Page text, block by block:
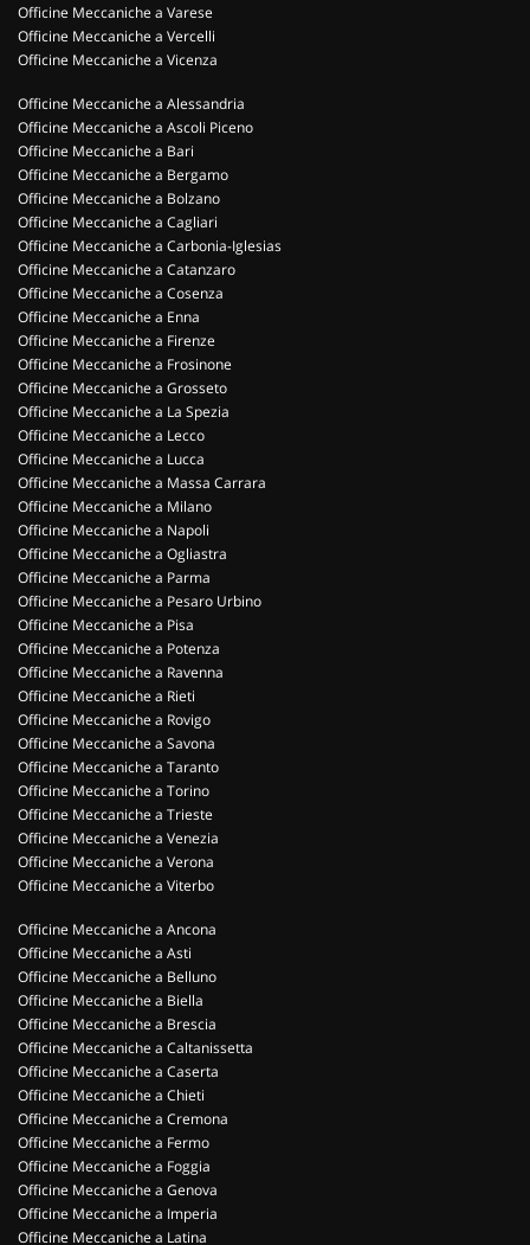
Officine Meccaniche a Varese
Officine Meccaniche a Vercelli
Officine Meccaniche a Vicenza
Officine Meccaniche a Alessandria
Officine Meccaniche a Ascoli Piceno
Officine Meccaniche a Bari
Officine Meccaniche a Bergamo
Officine Meccaniche a Bolzano
Officine Meccaniche a Cagliari
Officine Meccaniche a Carbonia-Iglesias
Officine Meccaniche a Catanzaro
Officine Meccaniche a Cosenza
Officine Meccaniche a Enna
Officine Meccaniche a Firenze
Officine Meccaniche a Frosinone
Officine Meccaniche a Grosseto
Officine Meccaniche a La Spezia
Officine Meccaniche a Lecco
Officine Meccaniche a Lucca
Officine Meccaniche a Massa Carrara
Officine Meccaniche a Milano
Officine Meccaniche a Napoli
Officine Meccaniche a Ogliastra
Officine Meccaniche a Parma
Officine Meccaniche a Pesaro Urbino
Officine Meccaniche a Pisa
Officine Meccaniche a Potenza
Officine Meccaniche a Ravenna
Officine Meccaniche a Rieti
Officine Meccaniche a Rovigo
Officine Meccaniche a Savona
Officine Meccaniche a Taranto
Officine Meccaniche a Torino
Officine Meccaniche a Trieste
Officine Meccaniche a Venezia
Officine Meccaniche a Verona
Officine Meccaniche a Viterbo
Officine Meccaniche a Ancona
Officine Meccaniche a Asti
Officine Meccaniche a Belluno
Officine Meccaniche a Biella
Officine Meccaniche a Brescia
Officine Meccaniche a Caltanissetta
Officine Meccaniche a Caserta
Officine Meccaniche a Chieti
Officine Meccaniche a Cremona
Officine Meccaniche a Fermo
Officine Meccaniche a Foggia
Officine Meccaniche a Genova
Officine Meccaniche a Imperia
Officine Meccaniche a Latina